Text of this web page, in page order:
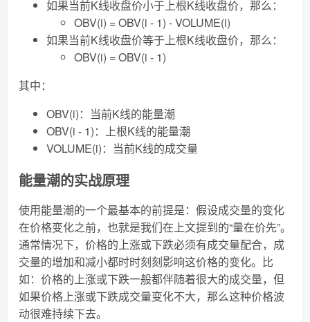
如果当前K线收盘价小于上根K线收盘价，那么：
OBV(i) = OBV(i - 1) - VOLUME(i)
如果当前K线收盘价等于上根K线收盘价，那么：
OBV(i) = OBV(i - 1)
其中：
OBV(i)：当前K线的能量潮
OBV(i - 1)：上根K线的能量潮
VOLUME(i)：当前K线的成交量
能量潮的实战原理
使用能量潮的一个最基本的前提是：假设成交量的变化
在价格变化之前，也就是我们在上文提到的“量在价先”。
通常情况下，价格的上涨或下跌必须有成交量配合，成
交量的增加和减小都时时刻刻影响这价格的变化。比
如：价格的上涨或下跌一般都伴随着很大的成交量，但
如果价格上涨或下跌成交量变化不大，那么这种价格波
动很难持续下去。